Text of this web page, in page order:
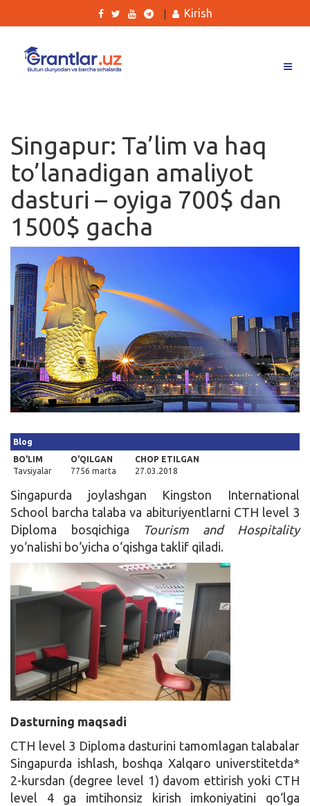
Ishlar
Kurslar
Blog
Yana
Qidirish
Kirish
Kirish
Singapur: Ta’lim va haq
to’lanadigan amaliyot
dasturi – oyiga 700$ dan
1500$ gacha
Blog
BO'LIM
Tavsiyalar
O'QILGAN
7756 marta
CHOP ETILGAN
27.03.2018
Singapurda joylashgan Kingston International
School barcha talaba va abituriyentlarni CTH level 3
Diploma bosqichiga
Tourism and Hospitality
yo‘nalishi bo‘yicha o‘qishga taklif qiladi.
Dasturning maqsadi
CTH level 3 Diploma dasturini tamomlagan talabalar
Singapurda ishlash, boshqa Xalqaro universtitetda*
2-kursdan (degree level 1) davom ettirish yoki CTH
level 4 ga imtihonsiz kirish imkoniyatini qo‘lga